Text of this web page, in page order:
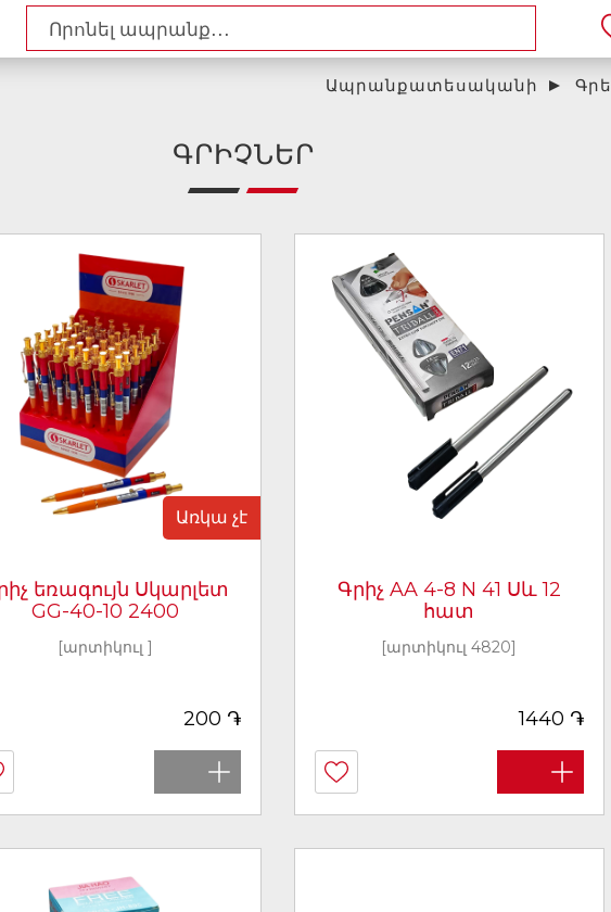
Ապրանքատեսականի
ԳՐԻՉՆԵՐ
Առկա չէ
եռագույն Սկարլետ
GG-40-10 2400
[արտիկուլ ]
200 ֏
Գրիչ AA 4-8 N 41 Սև 12
հատ
[արտիկուլ 4820]
1440 ֏